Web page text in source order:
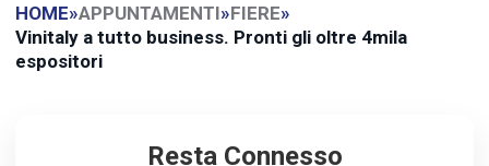
HOME»APPUNTAMENTI»FIERE»
Vinitaly a tutto business. Pronti gli oltre 4mila
espositori
Resta Connesso